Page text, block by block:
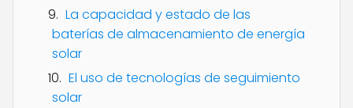
La capacidad y estado de las
baterías de almacenamiento de energía
solar
El uso de tecnologías de seguimiento
solar